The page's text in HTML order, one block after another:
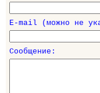
E-mail (можно не
Сообщение: